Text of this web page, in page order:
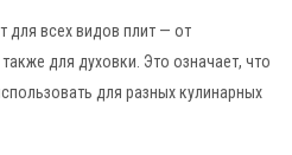
для всех видов плит — от
для духовки. Это означает, что
для разных кулинарных